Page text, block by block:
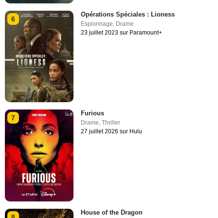
6
Opérations Spéciales : Lioness
Espionnage, Drame
23 juillet 2023 sur Paramount+
7
Furious
Drame,Thriller
27 juillet 2026 sur Hulu
House of the Dragon